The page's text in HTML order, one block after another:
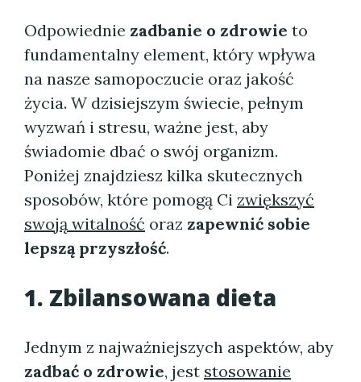
Odpowiednie zadbanie o zdrowie to
fundamentalny element, który wpływa
na nasze samopoczucie oraz jakość
życia. W dzisiejszym świecie, pełnym
wyzwań i stresu, ważne jest, aby
świadomie dbać o swój organizm.
Poniżej znajdziesz kilka skutecznych
sposobów, które pomogą Ci zwiększyć
swoją witalność oraz zapewnić sobie
lepszą przyszłość.
1. Zbilansowana dieta
Jednym z najważniejszych aspektów, aby
zadbać o zdrowie, jest stosowanie